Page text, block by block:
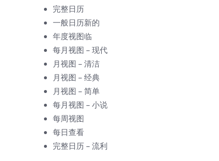
完整日历
一般日历新的
年度视图临
每月视图 – 现代
月视图 – 清洁
月视图 – 经典
月视图 – 简单
每月视图 – 小说
每周视图
每日查看
完整日历 – 流利